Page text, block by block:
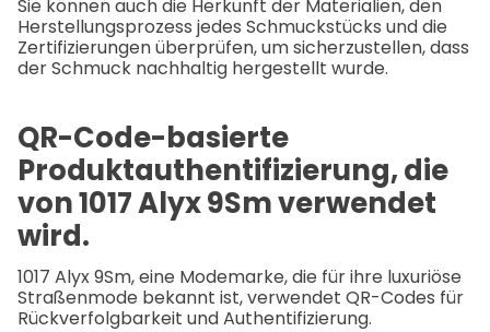
Sie können auch die Herkunft der Materialien, den
Herstellungsprozess jedes Schmuckstücks und die
Zertifizierungen überprüfen, um sicherzustellen, dass
der Schmuck nachhaltig hergestellt wurde.
QR-Code-basierte
Produktauthentifizierung, die
von 1017 Alyx 9Sm verwendet
wird.
1017 Alyx 9Sm, eine Modemarke, die für ihre luxuriöse
Straßenmode bekannt ist, verwendet QR-Codes für
Rückverfolgbarkeit und Authentifizierung.